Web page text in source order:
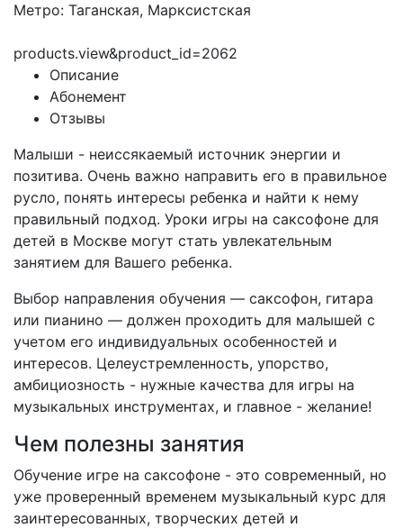
Метро: Таганская, Марксистская
products.view&product_id=2062
Описание
Абонемент
Отзывы
Малыши - неиссякаемый источник энергии и
позитива. Очень важно направить его в правильное
русло, понять интересы ребенка и найти к нему
правильный подход. Уроки игры на саксофоне для
детей в Москве могут стать увлекательным
занятием для Вашего ребенка.
Выбор направления обучения — саксофон, гитара
или пианино — должен проходить для малышей с
учетом его индивидуальных особенностей и
интересов. Целеустремленность, упорство,
амбициозность - нужные качества для игры на
музыкальных инструментах, и главное - желание!
Чем полезны занятия
Обучение игре на саксофоне - это современный, но
уже проверенный временем музыкальный курс для
заинтересованных, творческих детей и